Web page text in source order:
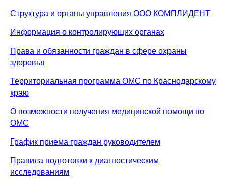
Структура и органы управления ООО КОМПЛИДЕНТ
Информация о контролирующих органах
Права и обязанности граждан в сфере охраны
здоровья
Территориальная программа ОМС по Краснодарскому
краю
О возможности получения медицинской помощи по
ОМС
График приема граждан руководителем
Правила подготовки к диагностическим
исследованиям